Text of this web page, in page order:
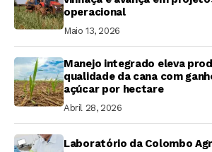
operacional
Maio 13, 2026
Manejo integrado eleva
qualidade da cana com
açúcar por hectare
Abril 28, 2026
Laboratório da Colombo